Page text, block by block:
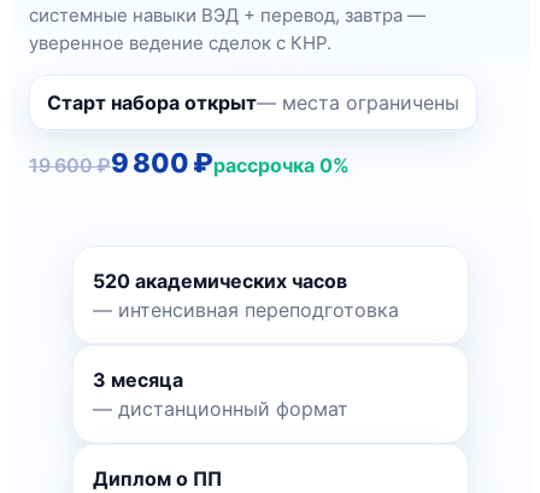
системные навыки ВЭД + перевод, завтра —
уверенное ведение сделок с КНР.
Старт набора открыт— места ограничены
19 600 ₽9 800 ₽рассрочка 0%
520 академических часов
— интенсивная переподготовка
3 месяца
— дистанционный формат
Диплом о ПП